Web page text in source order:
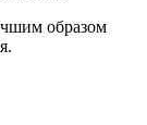
образом